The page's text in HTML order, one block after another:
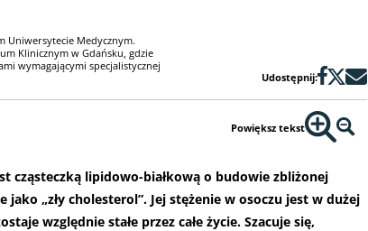
Uniwersytecie Medycznym.
Klinicznym w Gdańsku, gdzie
wymagającymi specjalistycznej
Udostępnij:
Powiększ tekst
cząsteczką lipidowo-białkową o budowie zbliżonej
„zły cholesterol”. Jej stężenie w osoczu jest w dużej
względnie stałe przez całe życie. Szacuje się,